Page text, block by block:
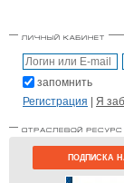
запомнить
Регистрация | Я
ПОДПИСКА